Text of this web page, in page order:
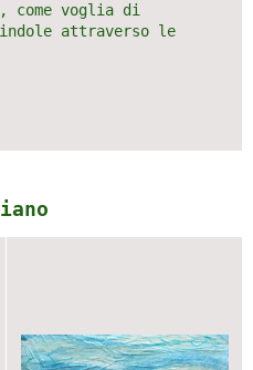
come voglia di
attraverso le